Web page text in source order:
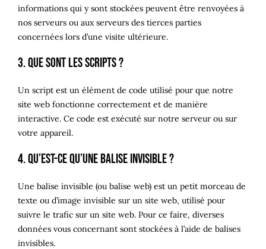
informations qui y sont stockées peuvent être renvoyées à
nos serveurs ou aux serveurs des tierces parties
concernées lors d’une visite ultérieure.
3. Que sont les scripts ?
Un script est un élément de code utilisé pour que notre
site web fonctionne correctement et de manière
interactive. Ce code est exécuté sur notre serveur ou sur
votre appareil.
4. Qu’est-ce qu’une balise invisible ?
Une balise invisible (ou balise web) est un petit morceau de
texte ou d’image invisible sur un site web, utilisé pour
suivre le trafic sur un site web. Pour ce faire, diverses
données vous concernant sont stockées à l’aide de balises
invisibles.